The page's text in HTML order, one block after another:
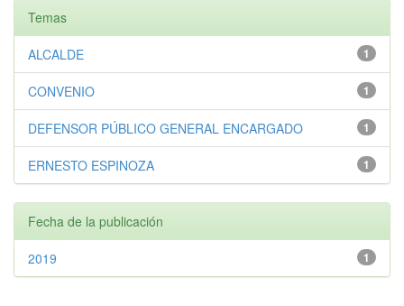
Temas
1
ALCALDE
1
CONVENIO
1
DEFENSOR PÚBLICO GENERAL ENCARGADO
1
ERNESTO ESPINOZA
Fecha de la publicación
1
2019